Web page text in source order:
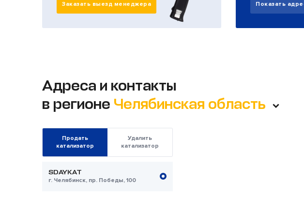
Заказать выезд менеджера Показать
Адреса и контакты
в регионе Челябинская область
Продать
катализатор
Удалить
катализатор
SDAYKAT
г. Челябинск, пр. Победы, 100